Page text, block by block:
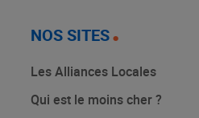
NOS SITES
Les Alliances Locales
Qui est le moins cher ?